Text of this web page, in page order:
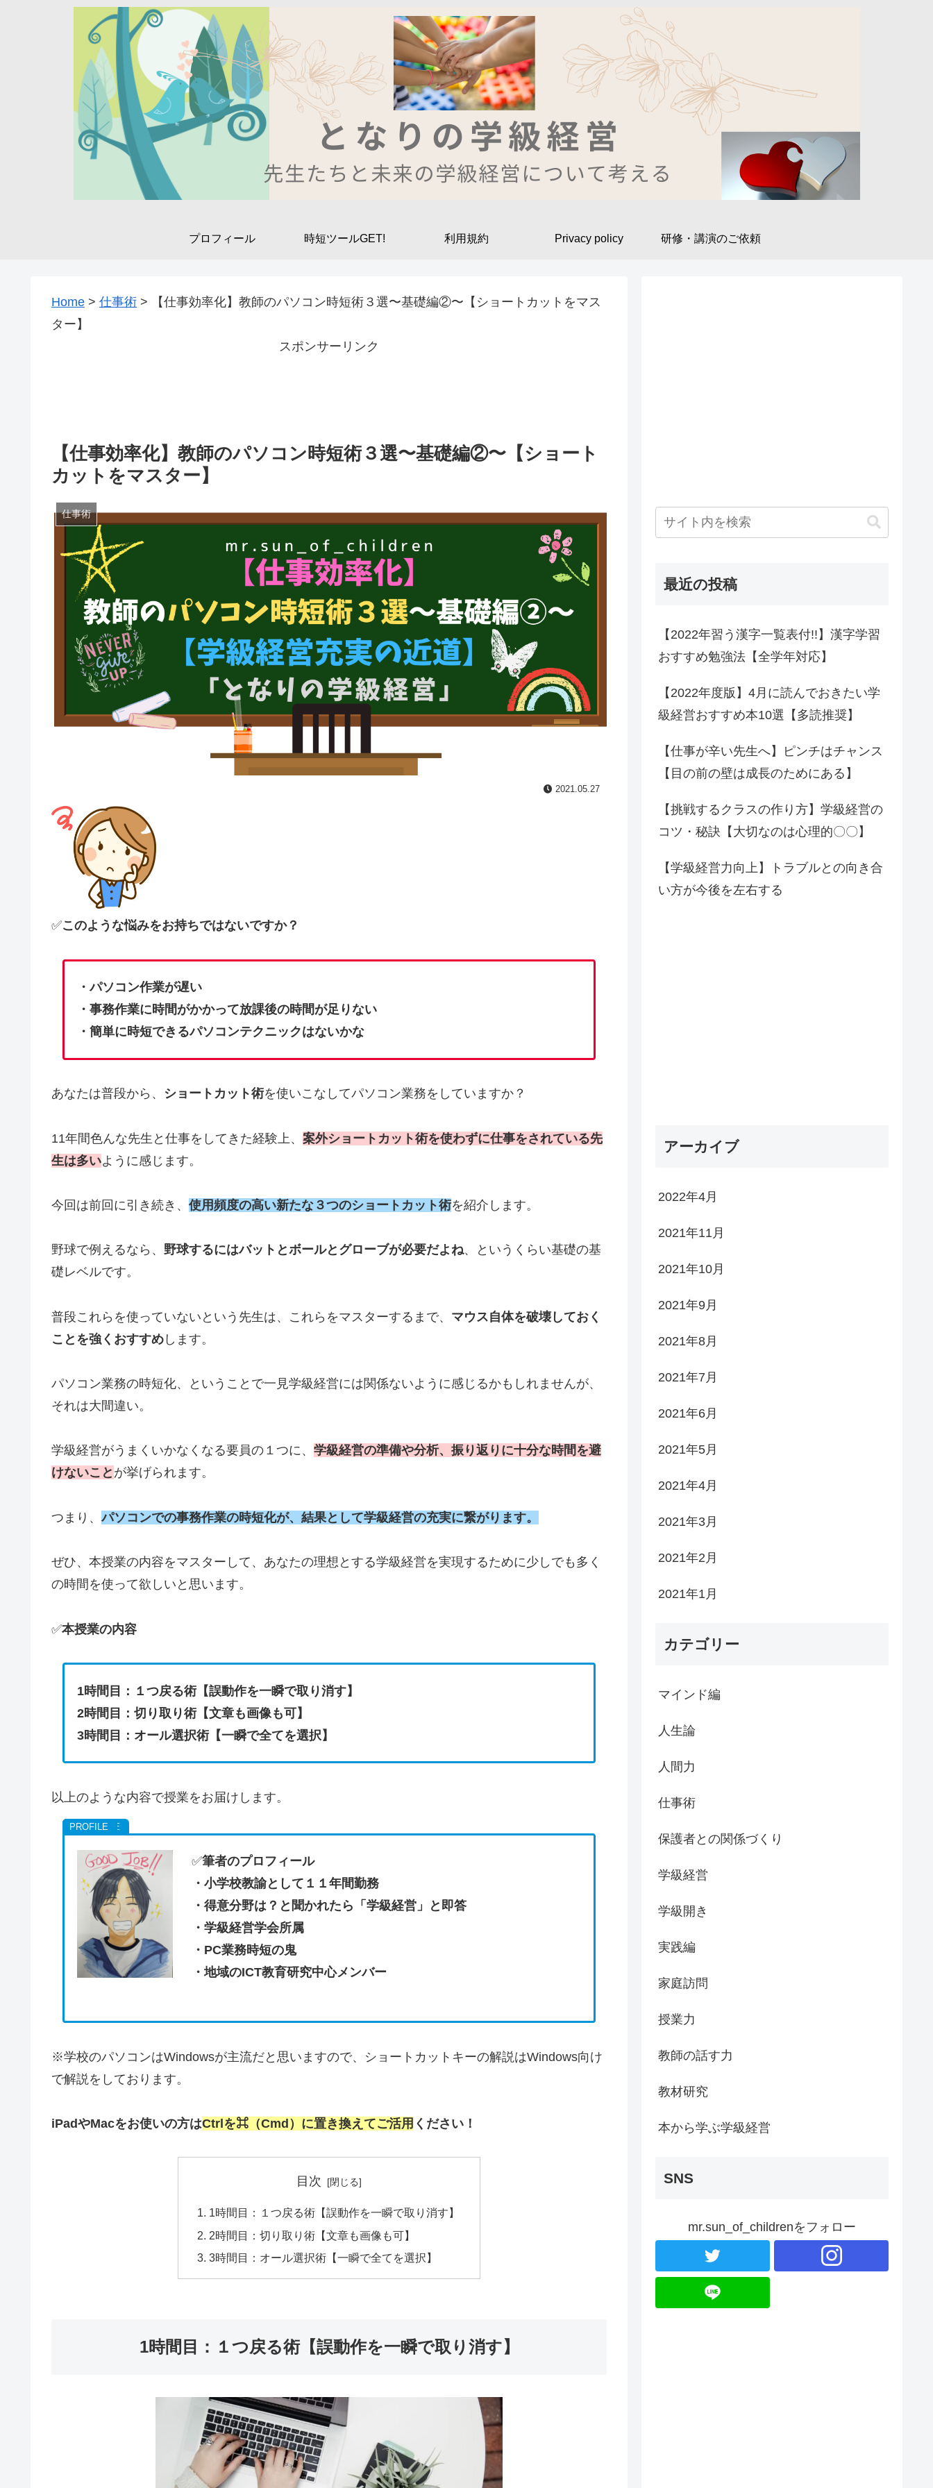
プロフィール 時短ツールGET! 利用規約 Privacy policy 研修・講演のご依頼
Home > 仕事術 >
【仕事効率化】教師のパソコン時短術３選〜基礎編②〜【ショートカットをマス
ター】
スポンサーリンク
【仕事効率化】教師のパソコン時短術３選〜基礎編②〜【ショート
カットをマスター】
仕事術
2021.05.27
✅このような悩みをお持ちではないですか？
・パソコン作業が遅い
・事務作業に時間がかかって放課後の時間が足りない
・簡単に時短できるパソコンテクニックはないかな
あなたは普段から、 ショートカット術を使いこなしてパソコン業務をしていますか？
11年間色んな先生と仕事をしてきた経験上、 案外ショートカット術を使わずに仕事をされている先
生は多いように感じます。
今回は前回に引き続き、 使用頻度の高い新たな３つのショートカット術を紹介します。
野球で例えるなら、 野球するにはバットとボールとグローブが必要だよね、というくらい基礎の基
礎レベルです。
普段これらを使っていないという先生は、これらをマスターするまで、 マウス自体を破壊しておく
ことを強くおすすめ します。
パソコン業務の時短化、ということで一見学級経営には関係ないように感じるかもしれませんが、
それは大間違い。
学級経営がうまくいかなくなる要員の１つに、 学級経営の準備や分析、振り返りに十分な時間を避
けないこと が挙げられます。
つまり、パソコンでの事務作業の時短化が、結果として学級経営の充実に繋がります。
ぜひ、本授業の内容をマスターして、あなたの理想とする学級経営を実現するために少しでも多く
の時間を使って欲しいと思います。
✅本授業の内容
1時間目：１つ戻る術【誤動作を一瞬で取り消す】
2時間目：切り取り術【文章も画像も可】
3時間目：オール選択術【一瞬で全てを選択】
以上のような内容で授業をお届けします。
✅筆者のプロフィール
・小学校教諭として１１年間勤務
・得意分野は？と聞かれたら「学級経営」と即答
・学級経営学会所属
・PC業務時短の鬼
・地域のICT教育研究中心メンバー
※学校のパソコンはWindowsが主流だと思いますので、ショートカットキーの解説はWindows向け
で解説をしております。
iPadやMacをお使いの方はCtrlを⌘（Cmd）に置き換えてご活用 ください！
目次
1時間目：１つ戻る術【誤動作を一瞬で取り消す】
2時間目：切り取り術【文章も画像も可】
3時間目：オール選択術【一瞬で全てを選択】
1時間目：１つ戻る術【誤動作を一瞬で取り消す】
最近の投稿
【2022年習う漢字一覧表付!!】漢字学習
おすすめ勉強法【全学年対応】
【2022年度版】4月に読んでおきたい学
級経営おすすめ本10選【多読推奨】
【仕事が辛い先生へ】ピンチはチャンス
【目の前の壁は成長のためにある】
【挑戦するクラスの作り方】学級経営の
コツ・秘訣【大切なのは心理的〇〇】
【学級経営力向上】トラブルとの向き合
い方が今後を左右する
アーカイブ
2022年4月
2021年11月
2021年10月
2021年9月
2021年8月
2021年7月
2021年6月
2021年5月
2021年4月
2021年3月
2021年2月
2021年1月
カテゴリー
マインド編
人生論
人間力
仕事術
保護者との関係づくり
学級経営
学級開き
実践編
家庭訪問
授業力
教師の話す力
教材研究
本から学ぶ学級経営
SNS
mr.sun_of_childrenをフォロー